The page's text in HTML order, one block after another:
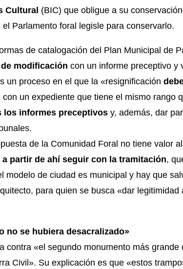
Cultural (BIC) que obligue a su
Parlamento foral legisle para conservarlo.
de catalogación del Plan Municipal de
modificación con un informe preceptivo y
un proceso en el que la «resignificación
con un expediente que tiene el mismo rango
los informes preceptivos y, además, dar
de la Comunidad Foral no tiene valor
partir de ahí seguir con la tramitación,
modelo de ciudad es municipal y hay que
para quien se busca «dar
no se hubiera desacralizado»
contra «el segundo monumento más
Civil». Su explicación es que «estos